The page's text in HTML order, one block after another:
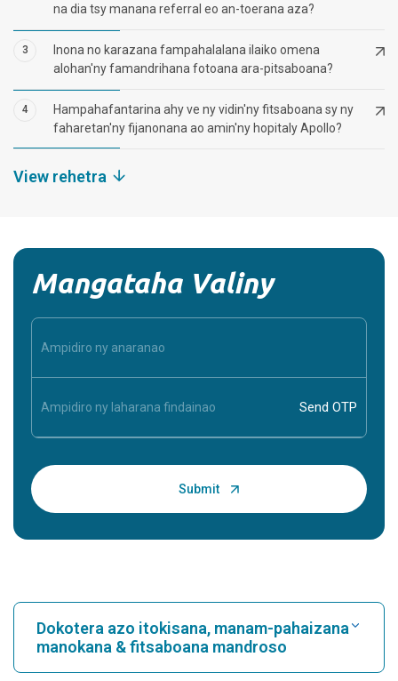
na dia tsy manana referral eo an-toerana aza?
3
Inona no karazana fampahalalana ilaiko omena
alohan'ny famandrihana fotoana ara-pitsaboana?
4
Hampahafantarina ahy ve ny vidin'ny fitsaboana sy ny
faharetan'ny fijanonana ao amin'ny hopitaly Apollo?
View rehetra
Mangataha Valiny
Dokotera azo itokisana, manam-pahaizana
manokana & fitsaboana mandroso